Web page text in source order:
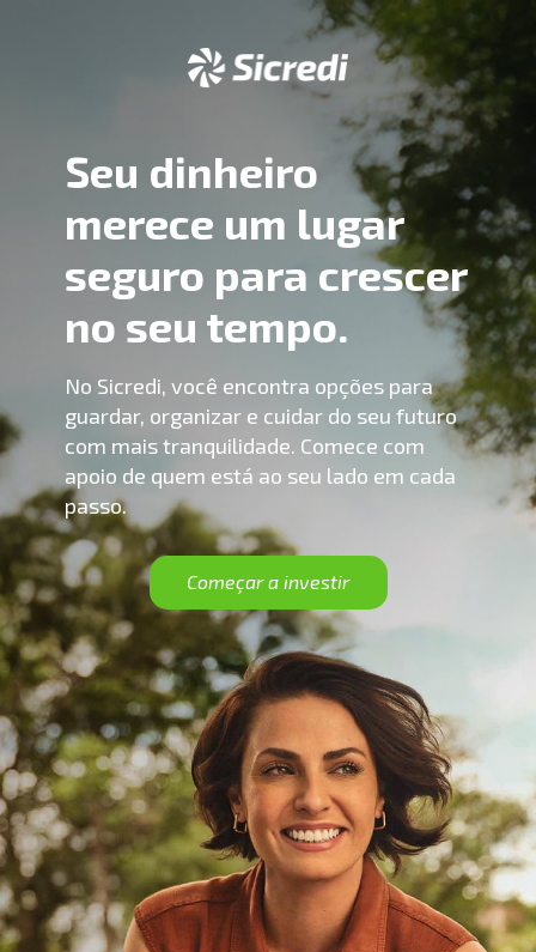
Seu dinheiro
merece um lugar
seguro para crescer
no seu tempo.
No Sicredi, você encontra opções para
guardar, organizar e cuidar do seu futuro
com mais tranquilidade. Comece com
apoio de quem está ao seu lado em cada
passo.
Começar a investir